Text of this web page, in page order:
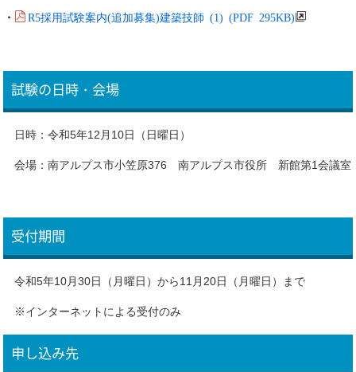
・ R5採用試験案内(追加募集)建築技師 (1) (PDF 295KB)
試験の日時・会場
日時：令和5年12月10日（日曜日）
会場：南アルプス市小笠原376 南アルプス市役所 新館第1会議室
受付期間
令和5年10月30日（月曜日）から11月20日（月曜日）まで
※インターネットによる受付のみ
申し込み先